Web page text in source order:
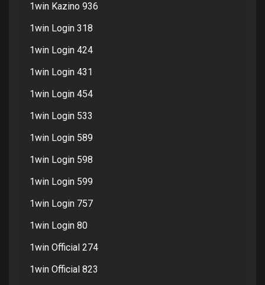
1win Kazino 936
1win Login 318
1win Login 424
1win Login 431
1win Login 454
1win Login 533
1win Login 589
1win Login 598
1win Login 599
1win Login 757
1win Login 80
1win Official 274
1win Official 823